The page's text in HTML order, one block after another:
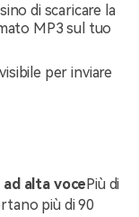
di scaricare la
MP3 sul tuo
per inviare
alta vocePiù di
più di 90